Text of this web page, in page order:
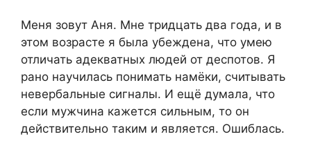
Меня зовут Аня. Мне тридцать два года, и в
этом возрасте я была убеждена, что умею
отличать адекватных людей от деспотов. Я
рано научилась понимать намёки, считывать
невербальные сигналы. И ещё думала, что
если мужчина кажется сильным, то он
действительно таким и является. Ошиблась.